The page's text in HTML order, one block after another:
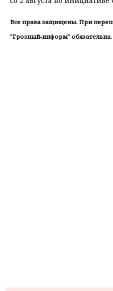
Все права защищены. При
"Грозный-информ" обязательна.